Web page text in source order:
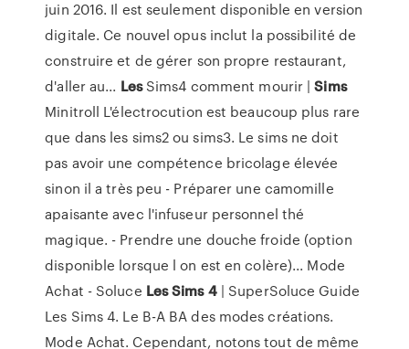
juin 2016. Il est seulement disponible en version
digitale. Ce nouvel opus inclut la possibilité de
construire et de gérer son propre restaurant,
d'aller au... LesSims4 comment mourir |Sims
Minitroll L'électrocution est beaucoup plus rare
que dans les sims2 ou sims3. Le sims ne doit
pas avoir une compétence bricolage élevée
sinon il a très peu - Préparer une camomille
apaisante avec l'infuseur personnel thé
magique. - Prendre une douche froide (option
disponible lorsque l on est en colère)... Mode
Achat - Soluce LesSims 4| SuperSoluce Guide
Les Sims 4. Le B-A BA des modes créations.
Mode Achat. Cependant, notons tout de même